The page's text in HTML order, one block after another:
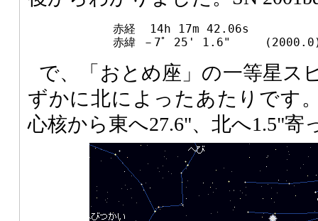
赤経  14h 17m 42.06s
赤緯 －7ﾟ 25' 1.6"　　　
で、「おとめ座」の一等星ス
ずかに北によったあたりです
心核から東へ27.6"、北へ1.5"寄